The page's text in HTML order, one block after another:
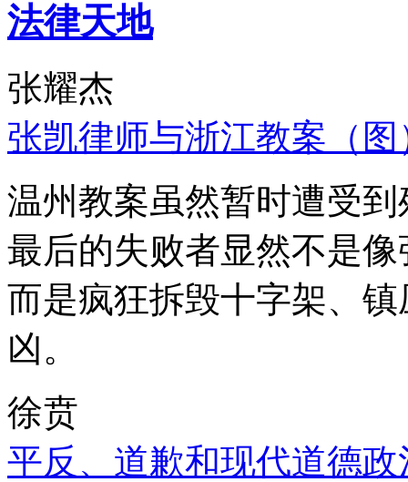
法律天地
张耀杰
张凯律师与浙江教案（图
温州教案虽然暂时遭受
最后的失败者显然不是
而是疯狂拆毁十字架、
凶。
徐贲
平反、道歉和现代道德政